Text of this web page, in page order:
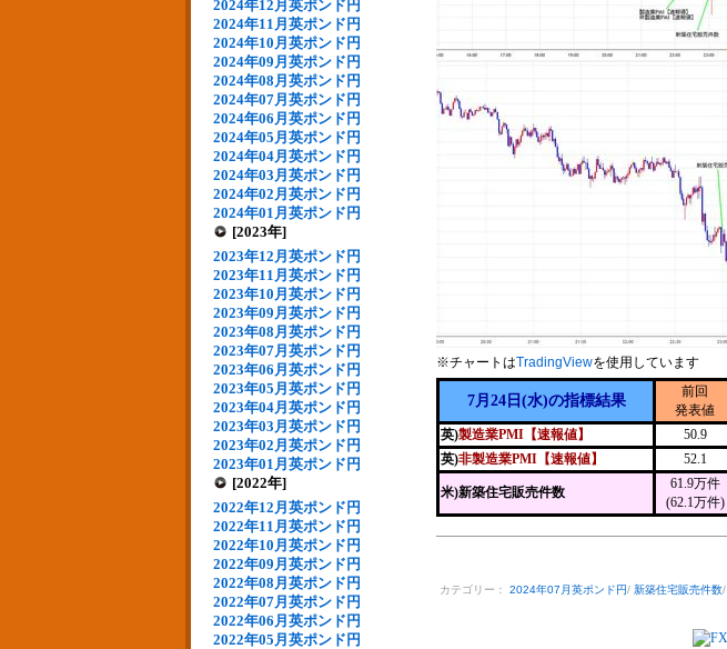
2024年12月英ポンド円
2024年11月英ポンド円
2024年10月英ポンド円
2024年09月英ポンド円
2024年08月英ポンド円
2024年07月英ポンド円
2024年06月英ポンド円
2024年05月英ポンド円
2024年04月英ポンド円
2024年03月英ポンド円
2024年02月英ポンド円
2024年01月英ポンド円
[2023年]
2023年12月英ポンド円
2023年11月英ポンド円
2023年10月英ポンド円
2023年09月英ポンド円
2023年08月英ポンド円
2023年07月英ポンド円
2023年06月英ポンド円
2023年05月英ポンド円
2023年04月英ポンド円
2023年03月英ポンド円
2023年02月英ポンド円
2023年01月英ポンド円
[2022年]
2022年12月英ポンド円
2022年11月英ポンド円
2022年10月英ポンド円
2022年09月英ポンド円
2022年08月英ポンド円
2022年07月英ポンド円
2022年06月英ポンド円
2022年05月英ポンド円
※チャートはTradingViewを使用しています
7月24日(水)の指標結果
前回
発表値
英)製造業PMI【速報値】 50.9
英)非製造業PMI【速報値】 52.1
米)新築住宅販売件数
61.9万件
(62.1万件)
カテゴリー： 2024年07月英ポンド円/ 新築住宅販売件数/